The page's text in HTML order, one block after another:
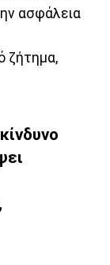
ασφάλεια
ζήτημα,